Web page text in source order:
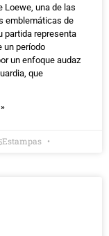
Loewe, una de las
emblemáticas de
partida representa
un período
un enfoque audaz
que
Estampas